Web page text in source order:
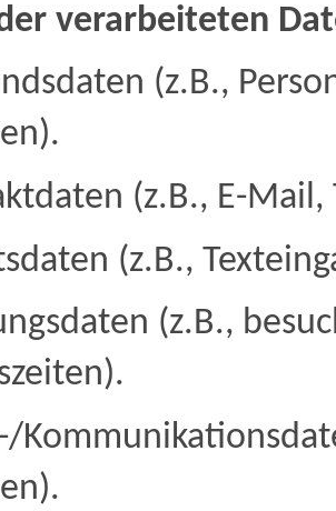
verarbeiteten
(z.B.,
(z.B., E-
(z.B.,
(z.B.,